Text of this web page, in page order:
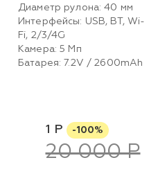
Диаметр рулона: 40 мм
Интерфейсы: USB, BT, Wi-
Fi, 2/3/4G
Камера: 5 Мп
Батарея: 7.2V / 2600mAh
1 Р -100%
20 000 Р